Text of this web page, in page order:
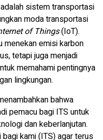
sistem transportasi
moda transportasi
of Things(IoT).
menekan emisi karbon
tetapi juga menjadi
memahami pentingnya
lingkungan.
bahwa
pemacu bagi ITS untuk
dan keberlanjutan.
bagi kami (ITS) agar terus